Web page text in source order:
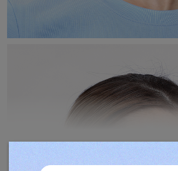
TOVÁBBIAK MEGJELENÍTÉSE